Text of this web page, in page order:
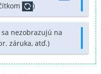
)
nezobrazujú na
záruka, atď.)